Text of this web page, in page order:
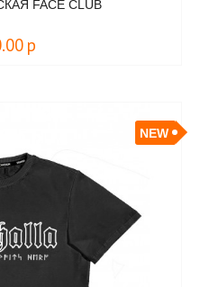
FACE CLUB
р
NEW